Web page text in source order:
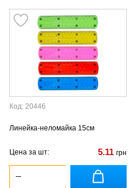
Код: 20446
Линейка-неломайка 15см
Цена за шт: 5.11 грн